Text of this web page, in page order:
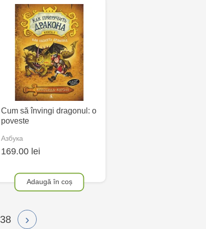
Cum să învingi dragonul: o
poveste
Азбука
169.00 lei
Adaugă în coș
38 ›